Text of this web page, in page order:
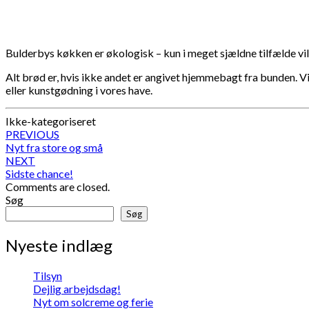
Bulderbys køkken er økologisk – kun i meget sjældne tilfælde
Alt brød er, hvis ikke andet er angivet hjemmebagt fra bunden.
eller kunstgødning i vores have.
Ikke-kategoriseret
Post
navigation
PREVIOUS
Nyt fra store og små
NEXT
Sidste chance!
Comments are closed.
Søg
Søg
Nyeste indlæg
Tilsyn
Dejlig arbejdsdag!
Nyt om solcreme og ferie